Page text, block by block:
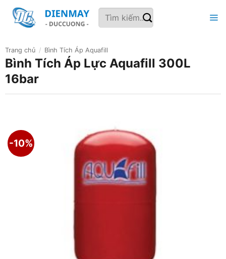
qua
Tìm
kiếm:
Trang chủ / Bình Tích Áp Aquafill
Bình Tích Áp Lực Aquafill 300L
16bar
-10%